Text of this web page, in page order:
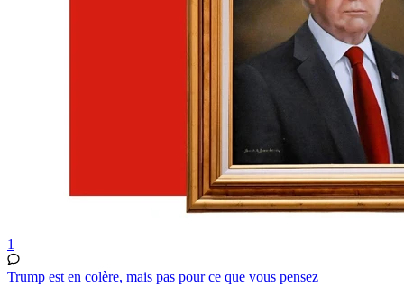
1
Trump est en colère, mais pas pour ce que vous pensez